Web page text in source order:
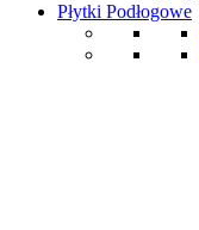
Płytki Podłogowe